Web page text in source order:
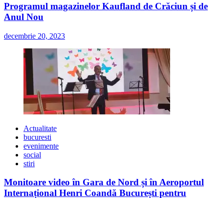
Programul magazinelor Kaufland de Crăciun și de
Anul Nou
decembrie 20, 2023
Actualitate
bucuresti
evenimente
social
stiri
Monitoare video în Gara de Nord și în Aeroportul
Internațional Henri Coandă București pentru